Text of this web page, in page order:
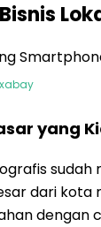
yang
dari kota
dengan